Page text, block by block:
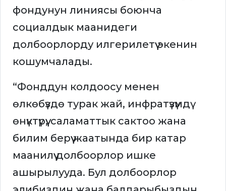
фондунун линиясы боюнча
социалдык маанидеги
долбоорлорду илгерилетүү экенин
кошумчалады.
“Фонддун колдоосу менен
өлкөбүздө турак жай, инфратүзүмдү
өнүктүрүү, саламаттык сактоо жана
билим берүү жаатында бир катар
маанилүү долбоорлор ишке
ашырылууда. Бул долбоорлор